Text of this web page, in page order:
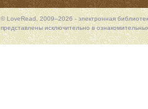
© LoveRead, 2009–2026 - электронная
представлены исключительно в